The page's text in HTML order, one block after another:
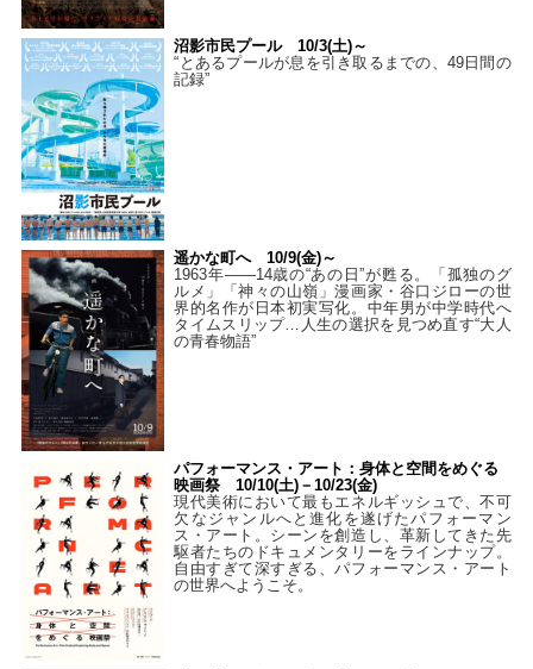
沼影市民プール 10/3(土)～
“とあるプールが息を引き取るまでの、49日間の
記録”
遥かな町へ 10/9(金)～
1963年――14歳の“あの日”が甦る。「孤独のグ
ルメ」「神々の山嶺」漫画家・谷口ジローの世
界的名作が日本初実写化。中年男が中学時代へ
タイムスリップ…人生の選択を見つめ直す“大人
の青春物語”
パフォーマンス・アート：身体と空間をめぐる
映画祭 10/10(土)－10/23(金)
現代美術において最もエネルギッシュで、不可
欠なジャンルへと進化を遂げたパフォーマン
ス・アート。シーンを創造し、革新してきた先
駆者たちのドキュメンタリーをラインナップ。
自由すぎて深すぎる、パフォーマンス・アート
の世界へようこそ。